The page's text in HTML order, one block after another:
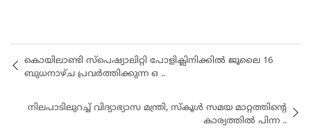
കൊയിലാണ്ടി സ്പെഷ്യാലിറ്റി പോളിക്ലിനിക്കിൽ ജൂലൈ 16
ബുധനാഴ്ച പ്രവർത്തിക്കുന്ന ഒ ..
നിലപാടിലുറച്ച് വിദ്യാഭ്യാസ മന്ത്രി, സ്കൂൾ സമയ മാറ്റത്തിന്‍റെ
കാര്യത്തിൽ പിന്ന ..